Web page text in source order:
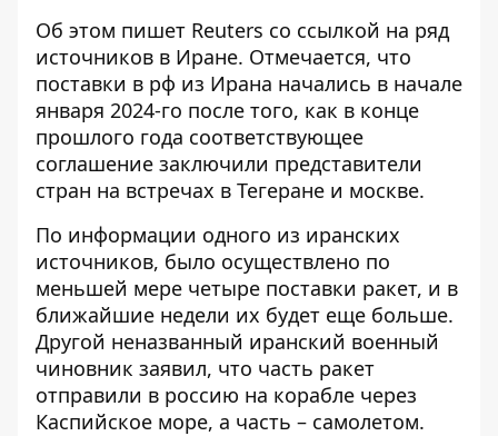
Об этом пишет Reuters со ссылкой на ряд
источников в Иране. Отмечается, что
поставки в рф из Ирана начались в начале
января 2024-го после того, как в конце
прошлого года соответствующее
соглашение заключили представители
стран на встречах в Тегеране и москве.
По информации одного из иранских
источников, было осуществлено по
меньшей мере четыре поставки ракет, и в
ближайшие недели их будет еще больше.
Другой неназванный иранский военный
чиновник заявил, что часть ракет
отправили в россию на корабле через
Каспийское море, а часть – самолетом.